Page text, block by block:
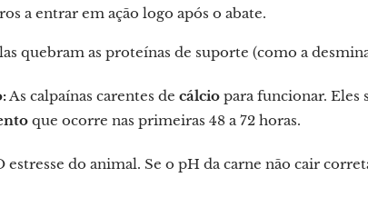
a entrar em ação logo após o abate.
quebram as proteínas de suporte (como a
As calpaínas carentes de cálcio para funcionar. Eles
que ocorre nas primeiras 48 a 72 horas.
estresse do animal. Se o pH da carne não cair